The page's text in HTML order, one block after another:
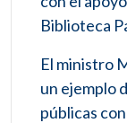
Biblioteca
El ministro
un ejemplo
públicas